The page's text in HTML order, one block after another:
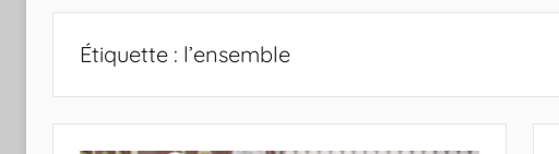
Étiquette : l’ensemble